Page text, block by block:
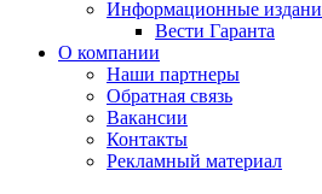
Информационные
Вести Гаранта
О компании
Наши партнеры
Обратная связь
Вакансии
Контакты
Рекламный материал